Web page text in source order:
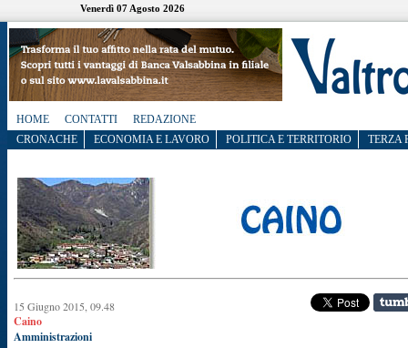
Venerdì 07 Agosto 2026
HOME CONTATTI
REDAZIONE
CRONACHE
ECONOMIA E LAVORO POLITICA E TERRITORIO TERZA
15 Giugno 2015, 09.48
Caino
Amministrazioni